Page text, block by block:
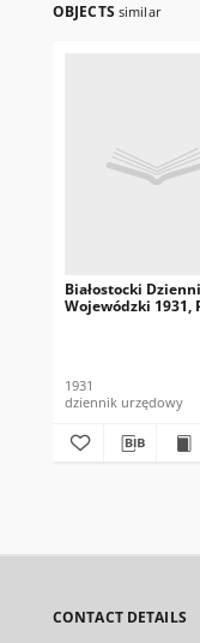
OBJECTS similar
Białostocki
Wojewódzki 1931,
1931
dziennik urzędowy
CONTACT DETAILS